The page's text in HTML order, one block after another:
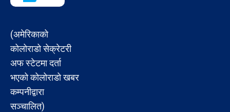
(अमेरिकाको
कोलोराडो सेक्रेटरी
अफ स्टेटमा दर्ता
भएको कोलोराडो खबर
कम्पनीद्वारा
सञ्चालित)